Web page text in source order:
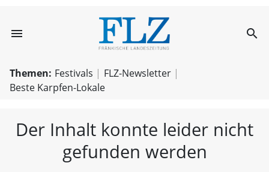
menu FLZ – search
Themen: Festivals
FLZ-Newsletter
Beste Karpfen-Lokale
Der Inhalt konnte leider nicht
gefunden werden